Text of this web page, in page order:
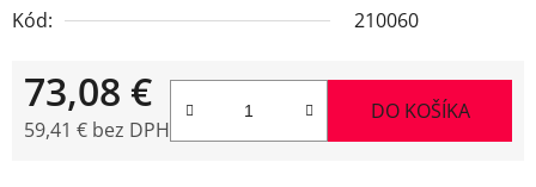
Kód:
210060
73,08 €
59,41 € bez DPH
DO KOŠÍKA